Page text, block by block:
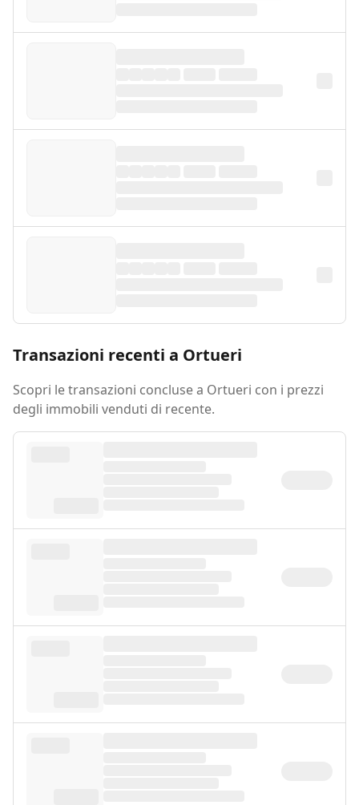
Transazioni recenti a Ortueri
Scopri le transazioni concluse a Ortueri con i prezzi
degli immobili venduti di recente.